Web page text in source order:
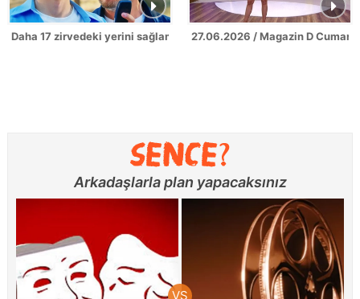
Daha 17 zirvedeki yerini sağlamlaştırdı!27.06.2026 / Magazin D
Arkadaşlarla plan yapacaksınız